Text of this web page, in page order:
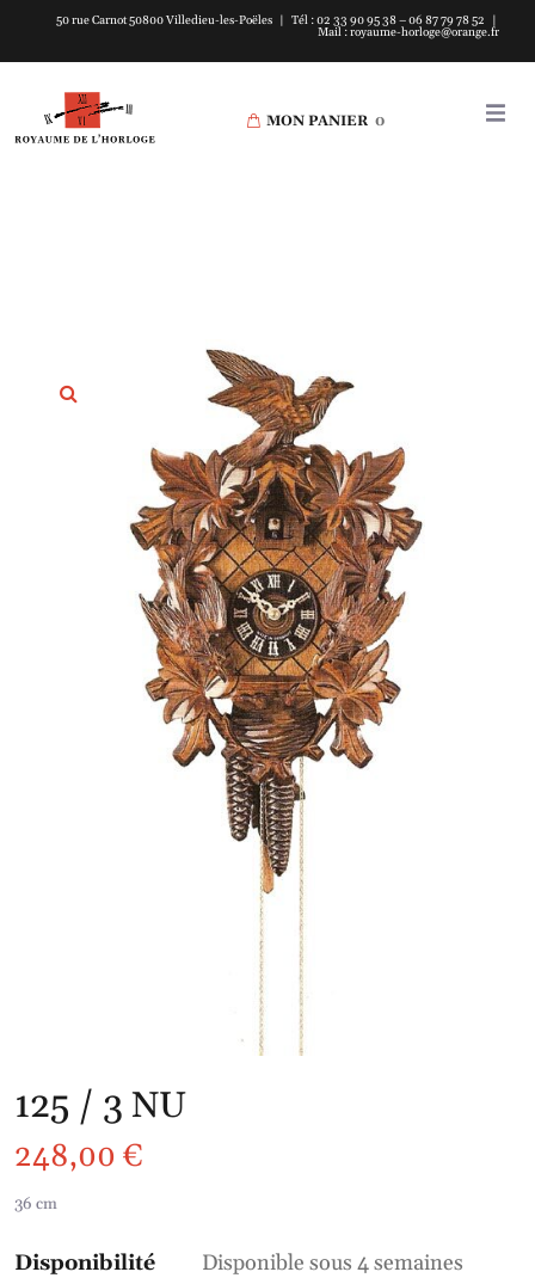
50 rue Carnot 50800 Villedieu-les-Poëles | Tél : 02 33 90 95 38 – 06 87 79 78 52 |
Mail : royaume-horloge@orange.fr
MON PANIER 0
125 / 3 NU
248,00 €
36 cm
Disponibilité
Disponible sous 4 semaines